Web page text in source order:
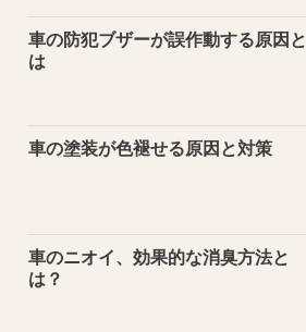
車の防犯ブザーが誤作動する原因と
は
車の塗装が色褪せる原因と対策
車のニオイ、効果的な消臭方法と
は？